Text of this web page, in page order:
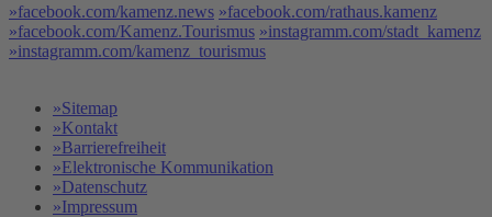
»facebook.com/kamenz.news »facebook.com/rathaus.kamenz
»facebook.com/Kamenz.Tourismus »instagramm.com/stadt_kamenz
»instagramm.com/kamenz_tourismus
»Sitemap
»Kontakt
»Barrierefreiheit
»Elektronische Kommunikation
»Datenschutz
»Impressum